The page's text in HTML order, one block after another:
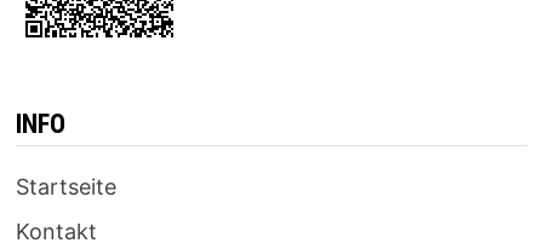
INFO
Startseite
Kontakt